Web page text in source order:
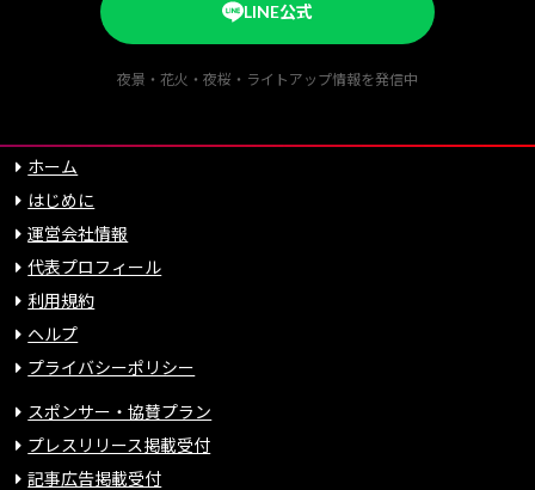
LINE公式
夜景・花火・夜桜・ライトアップ情報を発信中
ホーム
はじめに
運営会社情報
代表プロフィール
利用規約
ヘルプ
プライバシーポリシー
スポンサー・協賛プラン
プレスリリース掲載受付
記事広告掲載受付